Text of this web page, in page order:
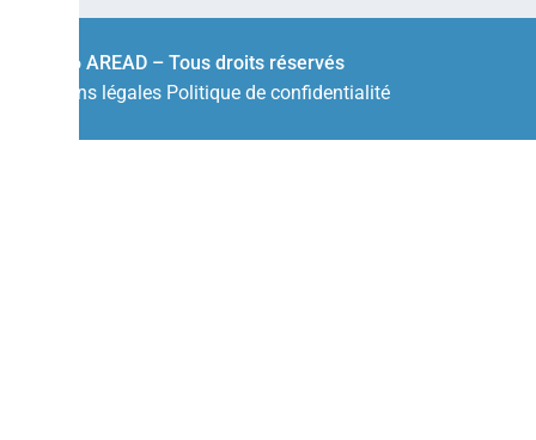
© 2026 AREAD – Tous droits réservés
Mentions légales Politique de confidentialité